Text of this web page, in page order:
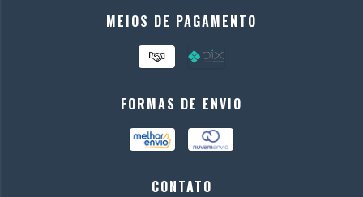
MEIOS DE PAGAMENTO
FORMAS DE ENVIO
CONTATO